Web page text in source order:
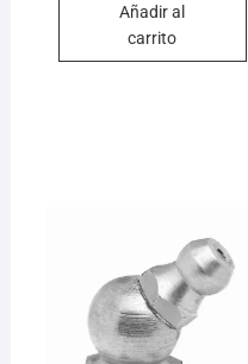
Añadir al
carrito